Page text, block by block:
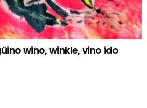
wino, winkle, vino ido